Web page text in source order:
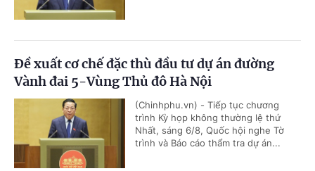
Đề xuất cơ chế đặc thù đầu tư dự án đường
Vành đai 5-Vùng Thủ đô Hà Nội
(Chinhphu.vn) - Tiếp tục chương
trình Kỳ họp không thường lệ thứ
Nhất, sáng 6/8, Quốc hội nghe Tờ
trình và Báo cáo thẩm tra dự án...